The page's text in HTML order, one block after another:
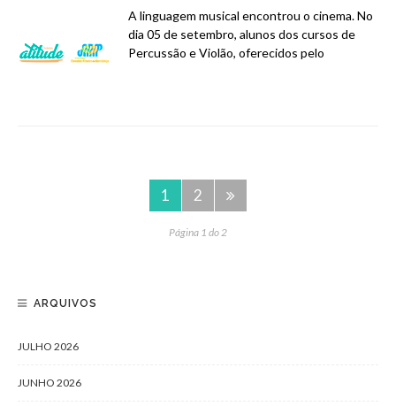
A linguagem musical encontrou o cinema. No
dia 05 de setembro, alunos dos cursos de
Percussão e Violão, oferecidos pelo
1 2
Página 1 do 2
ARQUIVOS
JULHO 2026
JUNHO 2026